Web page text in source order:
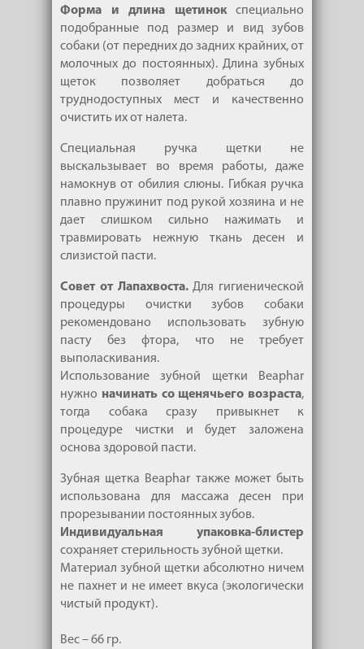
Форма и длина щетинокспециально
подобранные под размер и вид зубов
собаки (от передних до задних крайних, от
молочных до постоянных). Длина зубных
щеток позволяет добраться до
труднодоступных мест и качественно
очистить их от налета.
Специальная ручка щетки не
выскальзывает во время работы, даже
намокнув от обилия слюны. Гибкая ручка
плавно пружинит под рукой хозяина и не
дает слишком сильно нажимать и
травмировать нежную ткань десен и
слизистой пасти.
Совет от Лапахвоста.Для гигиенической
процедуры очистки зубов собаки
рекомендовано использовать зубную
пасту без фтора, что не требует
выполаскивания.
Использование зубной щетки Beaphar
нужно начинать со щенячьего возраста,
тогда собака сразу привыкнет к
процедуре чистки и будет заложена
основа здоровой пасти.
Зубная щетка Beaphar также может быть
использована для массажа десен при
прорезывании постоянных зубов.
Индивидуальная упаковка-блистер
сохраняет стерильность зубной щетки.
Материал зубной щетки абсолютно ничем
не пахнет и не имеет вкуса (экологически
чистый продукт).
Вес – 66 гр.